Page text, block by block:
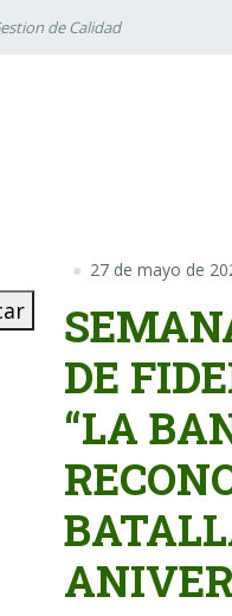
de Calidad
27 de mayo de
DE
“LA